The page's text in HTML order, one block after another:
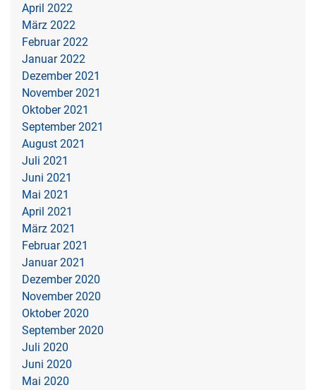
April 2022
März 2022
Februar 2022
Januar 2022
Dezember 2021
November 2021
Oktober 2021
September 2021
August 2021
Juli 2021
Juni 2021
Mai 2021
April 2021
März 2021
Februar 2021
Januar 2021
Dezember 2020
November 2020
Oktober 2020
September 2020
Juli 2020
Juni 2020
Mai 2020